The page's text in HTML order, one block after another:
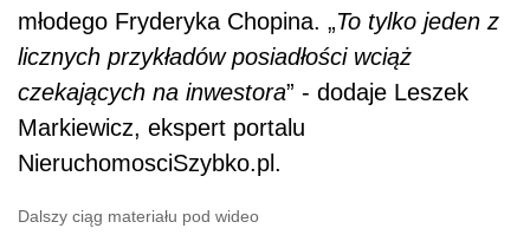
młodego Fryderyka Chopina. „To tylko jeden z
licznych przykładów posiadłości wciąż
czekających na inwestora” - dodaje Leszek
Markiewicz, ekspert portalu
NieruchomosciSzybko.pl.
Dalszy ciąg materiału pod wideo